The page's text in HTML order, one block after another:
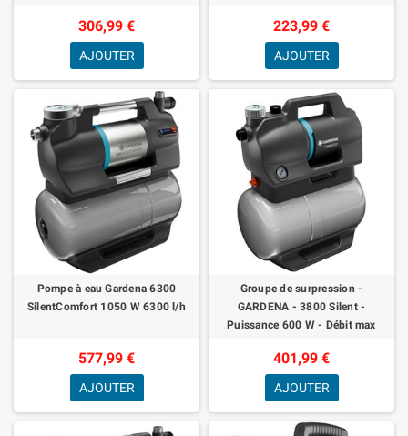
(9023-20)
306,99 €
AJOUTER
223,99 €
AJOUTER
Pompe à eau Gardena 6300
SilentComfort 1050 W 6300 l/h
577,99 €
AJOUTER
Groupe de surpression -
GARDENA - 3800 Silent -
Puissance 600 W - Débit max
401,99 €
AJOUTER